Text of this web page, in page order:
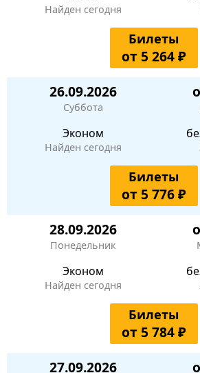
Найден сегодня
Билеты
от 5 264 ₽
26.09.2026
Суббота
Эконом
Найден сегодня
Билеты
от 5 776 ₽
28.09.2026
Понедельник
Эконом
Найден сегодня
Билеты
от 5 784 ₽
27.09.2026